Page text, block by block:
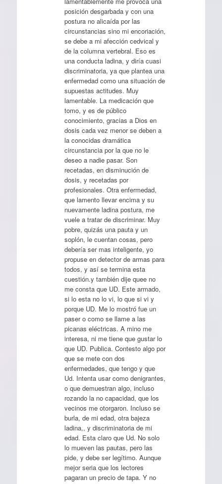
posición desgarbada y con una
postura no alicaída por las
circunstancias sino mi encoriación,
se debe a mi afección cedvical y
de la columna vertebral. Eso es
una conducta ladina, y diría cuasi
discriminatoria, ya que plantea una
enfermedad como una situación de
supuestas actitudes. Muy
lamentable. La medicación que
tomo, y es de público
conocimiento, gracias a Dios en
dosis cada vez menor se deben a
la conocidas dramática
circunstancia por la que no le
deseo a nadie pasar. Son
recetadas, en disminución de
dosis, y recetadas por
profesionales. Otra enfermedad,
que lamento llevar encima y su
nuevamente ladina postura, me
vuele a tratar de discriminar. Muy
pobre, quizás una pauta y un
soplón, le cuentan cosas, pero
debería ser mas inteligente, yo
propuse en detector de armas para
todos, y así se termina esta
cuestión.y también dije quee no
me consta que UD. Este armado,
si lo esta no lo vi, lo que si vi y
porque UD. Me lo mostró fue un
paser o como se llame a las
picanas eléctricas. A mino me
interesa, ni me tiene que gustar lo
que UD. Publica. Contesto algo por
que se mete con dos
enfermedades, que tengo y que
Ud. Intenta usar como denigrantes,
o que demuestran algo, incluso
rozando la no capacidad, que los
vecinos me otorgaron. Incluso se
burla, de mi edad, otra bajeza
ladina,, y discriminatoria de mi
edad. Esta claro que Ud. No solo
lo mueven las pautas, pero las
pide, y debe ser legítimo. Aunque
mejor seria que los lectores
pagaran un precio de tapa. Y no